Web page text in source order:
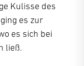
Kulisse des
es zur
es sich bei
ließ.